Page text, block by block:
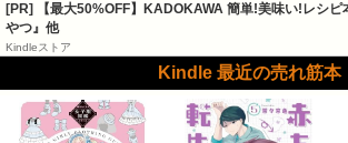
[PR] 【最大50%OFF】KADOKAWA 簡単!美味い!レシ
やつ』他
Kindleストア
Kindle 最近の売れ筋本